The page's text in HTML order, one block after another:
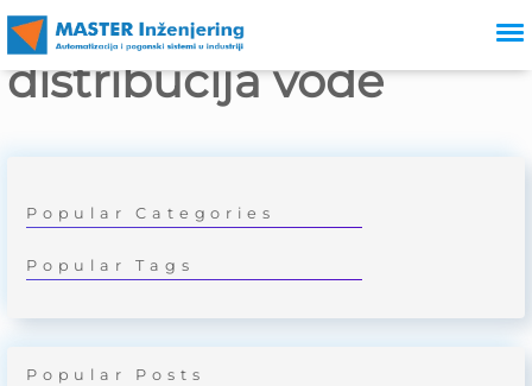
Prečišćavanje i
distribucija vode
Popular Categories
Popular Tags
Popular Posts